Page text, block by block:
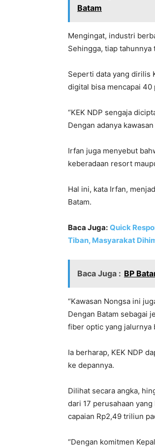
Batam
Mengingat, industri
Sehingga, tiap
Seperti data yang dirilis
digital bisa mencapai
“KEK NDP sengaja
Dengan adanya
Irfan juga menyebut
keberadaan resort
Hal ini, kata Irfan,
Batam.
Baca Juga: Quick
Tiban, Masyarakat
Baca Juga : BP
“Kawasan Nongsa ini
Dengan Batam sebagai
fiber optic yang jalurnya
Ia berharap, KEK NDP
ke depannya.
Dilihat secara angka,
dari 17 perusahaan
capaian Rp2,49 triliun
“Dengan komitmen